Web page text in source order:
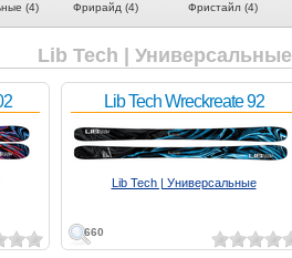
(4) Фрирайд (4) Фристайл (4)
Lib Tech | Универсальные
660
Lib Tech Wreckreate 92
Lib Tech | Универсальные